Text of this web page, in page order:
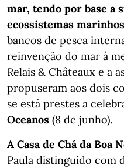
mar, tendo por base a
ecossistemas
bancos de pesca
reinvenção do mar à
Relais & Châteaux e a
propuseram aos dois
se está prestes a
Oceanos (8 de junho).
A Casa de Chá da Boa
Paula distinguido com